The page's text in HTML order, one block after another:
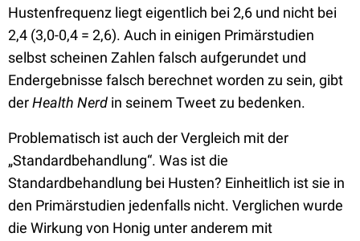
Hustenfrequenz liegt eigentlich bei 2,6 und nicht bei
2,4 (3,0-0,4 = 2,6). Auch in einigen Primärstudien
selbst scheinen Zahlen falsch aufgerundet und
Endergebnisse falsch berechnet worden zu sein, gibt
derHealth Nerd in seinem Tweet zu bedenken.
Problematisch ist auch der Vergleich mit der
„Standardbehandlung“. Was ist die
Standardbehandlung bei Husten? Einheitlich ist sie in
den Primärstudien jedenfalls nicht. Verglichen wurde
die Wirkung von Honig unter anderem mit